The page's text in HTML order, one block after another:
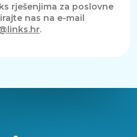
rješenjima za poslovne
nas na e-mail
.